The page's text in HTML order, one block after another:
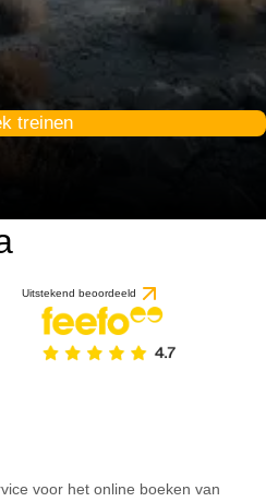
treinen
Uitstekend beoordeeld
voor het online boeken van